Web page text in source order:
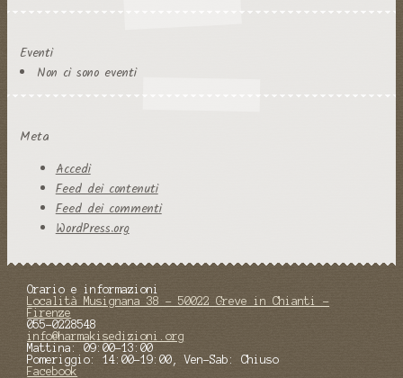
Eventi
Non ci sono eventi
Meta
Accedi
Feed dei contenuti
Feed dei commenti
WordPress.org
Orario e informazioni
Località Musignana 38 - 50022 Greve in Chianti -
Firenze
055-0228548
info@harmakisedizioni.org
Mattina: 09:00-13:00
Pomeriggio: 14:00-19:00, Ven-Sab: Chiuso
Facebook